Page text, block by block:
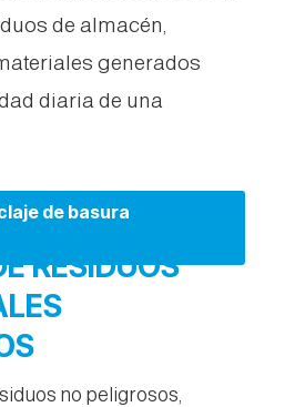
de almacén,
generados
diaria de una
de basura
RESIDUOS
no peligrosos,